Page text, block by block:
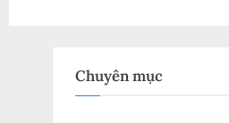
Chuyên mục